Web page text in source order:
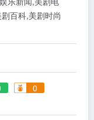
百科,美剧时尚
0